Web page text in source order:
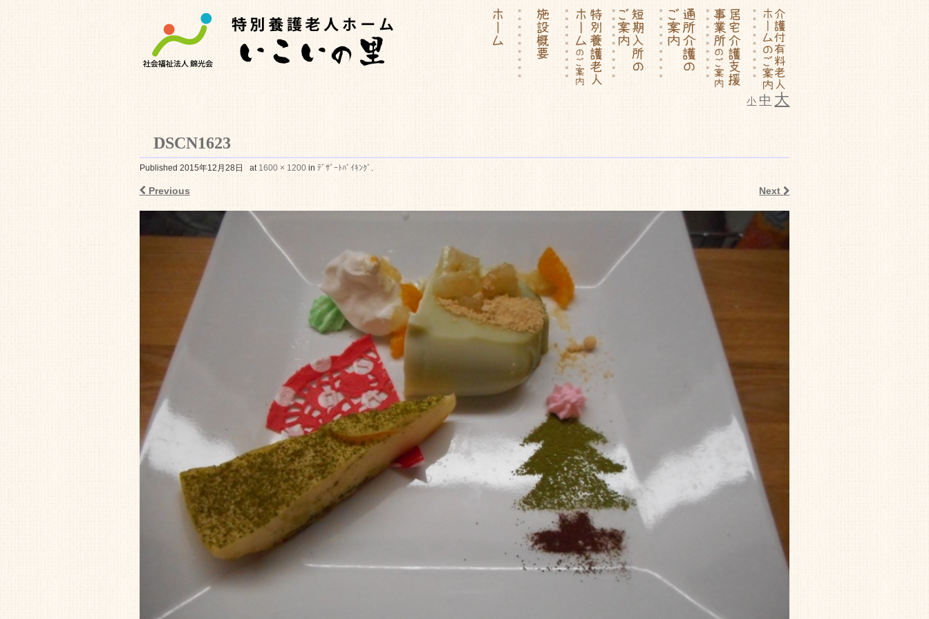
小 中 大
特別養護老人ホーム | 介護付有料老人ホーム いこいの里
DSCN1623
Published 2015年12月28日 at 1600 × 1200in ﾃﾞｻﾞｰﾄﾊﾞｲｷﾝｸﾞ .
Previous Next